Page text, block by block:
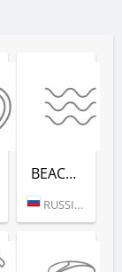
BEACH PARTY (РАДИО РЕКОРД)
RUSSIA (SAINT PETERSBURG)